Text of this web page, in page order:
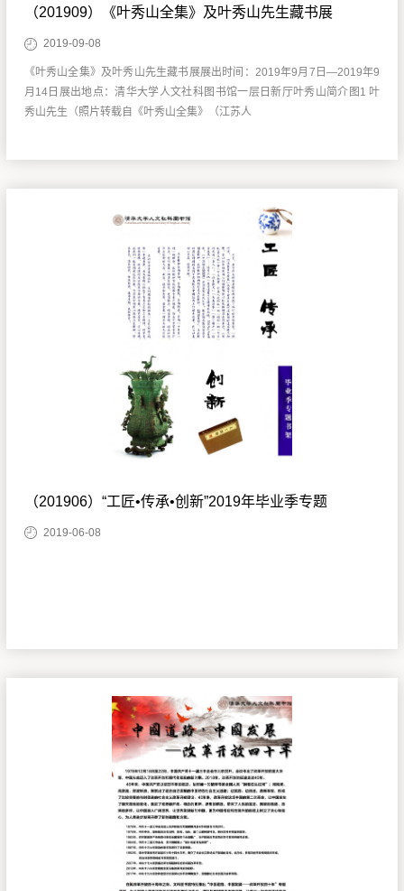
（201909）《叶秀山全集》及叶秀山先生藏书展
2019-09-08
《叶秀山全集》及叶秀山先生藏书展展出时间：2019年9月7日—2019年9
月14日展出地点：清华大学人文社科图书馆一层日新厅叶秀山简介图1 叶
秀山先生（照片转载自《叶秀山全集》（江苏人
（201906）“工匠•传承•创新”2019年毕业季专题
2019-06-08